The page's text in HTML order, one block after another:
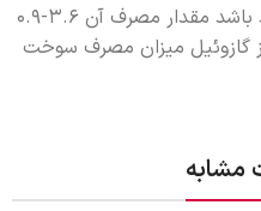
اگر سوخت این دستگاه نفت سفید باشد مقدار مصرف آن 3.6-0.9
گازوئیل میزان مصرف سوخت
مشابه